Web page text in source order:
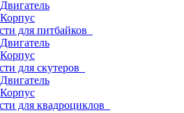
Двигатель
Корпус
для питбайков
Двигатель
Корпус
для скутеров
Двигатель
Корпус
для квадроциклов